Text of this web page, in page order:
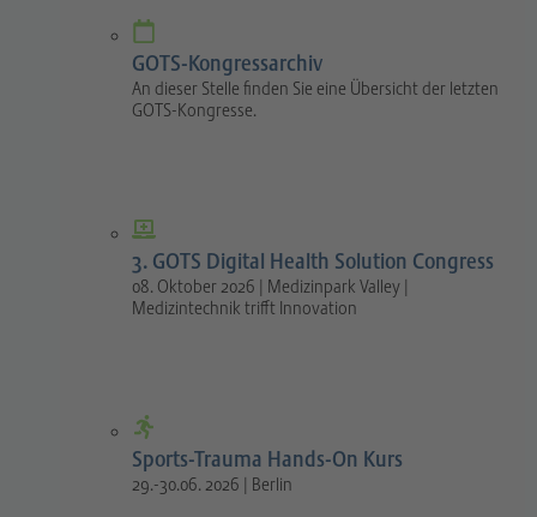
GOTS-Kongressarchiv
An dieser Stelle finden Sie eine Übersicht der letzten
GOTS-Kongresse.
3. GOTS Digital Health Solution Congress
08. Oktober 2026 | Medizinpark Valley |
Medizintechnik trifft Innovation
Sports-Trauma Hands-On Kurs
29.-30.06. 2026 | Berlin